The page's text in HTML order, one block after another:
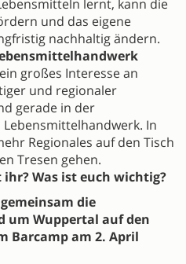
lernt, kann die
und das eigene
nachhaltig ändern.
großes Interesse an
und regionaler
gerade in der
In
Regionales auf den Tisch
Tresen gehen.
Was ist euch wichtig?
die
um Wuppertal auf den
Barcamp am 2. April